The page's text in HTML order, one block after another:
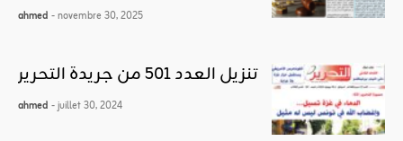
ahmed - novembre 30, 2025
تنزيل العدد 501 من جريدة التحرير
ahmed - juillet 30, 2024